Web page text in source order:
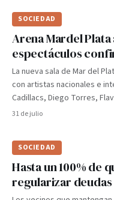
SOCIEDAD
Arena Mardel
espectáculos
La nueva sala de Mar del
con artistas nacionales e
Cadillacs, Diego Torres,
31 de julio
SOCIEDAD
Hasta un 100% de
regularizar deudas